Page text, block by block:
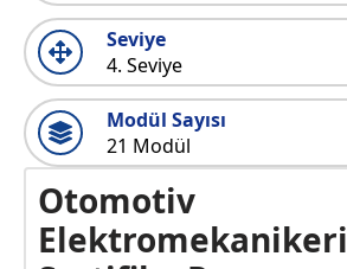
Seviye
4. Seviye
Modül Sayısı
21 Modül
Otomotiv
Elektromekanikeri